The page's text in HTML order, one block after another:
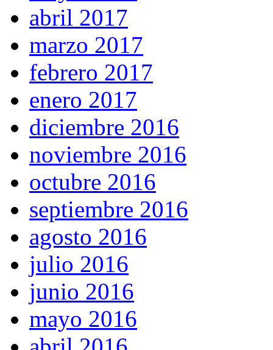
abril 2017
marzo 2017
febrero 2017
enero 2017
diciembre 2016
noviembre 2016
octubre 2016
septiembre 2016
agosto 2016
julio 2016
junio 2016
mayo 2016